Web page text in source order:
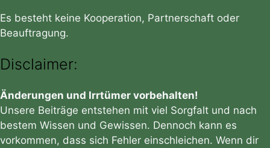
Es besteht keine Kooperation, Partnerschaft oder
Beauftragung.
Disclaimer:
Änderungen und Irrtümer vorbehalten!
Unsere Beiträge entstehen mit viel Sorgfalt und nach
bestem Wissen und Gewissen. Dennoch kann es
vorkommen, dass sich Fehler einschleichen. Wenn dir